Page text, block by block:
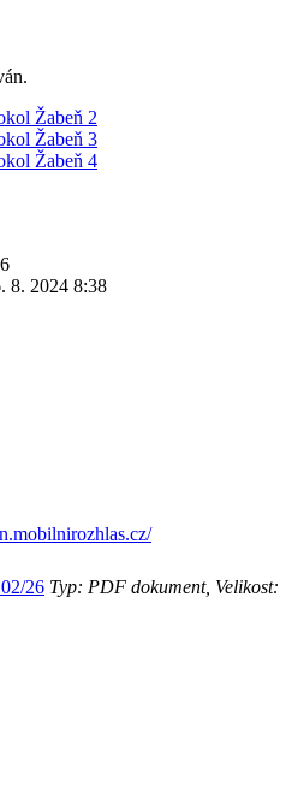
8. 2024 8:38
26 Typ: PDF dokument, Velikost: